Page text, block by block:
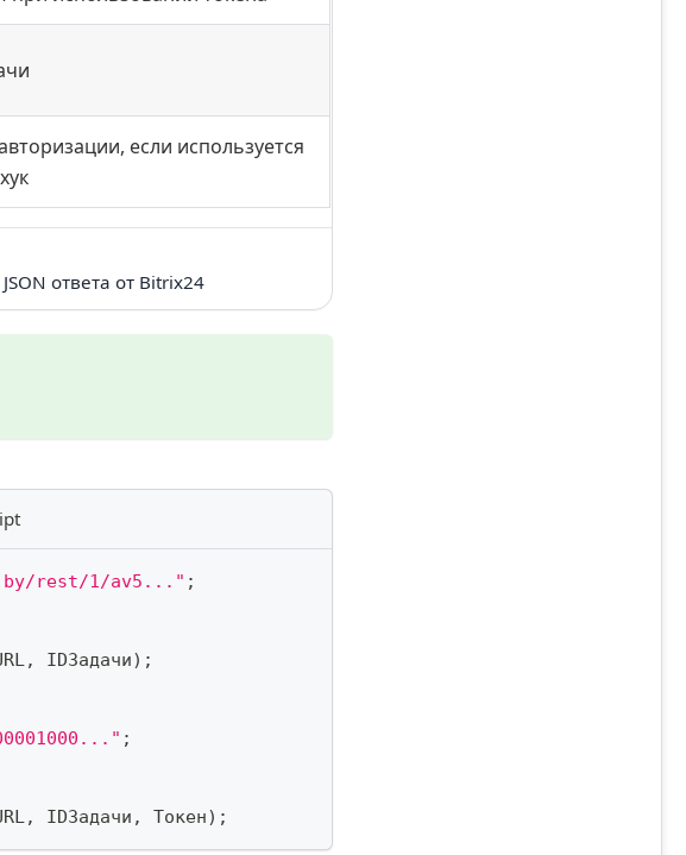
если используется
ответа от Bitrix24
rest/1/av5..." ;
, IDЗадачи) ;
;
, IDЗадачи , Токен) ;